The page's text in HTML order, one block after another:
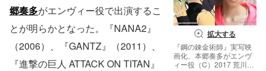
拡大する
『鋼の錬金術師』実写映
画化、本郷奏多がエンヴ
ィー役（C）2017 荒川弘
郷奏多がエンヴィー役で出演するこ
とが明らかとなった。『NANA2』
（2006）、『GANTZ』（2011）、
『進撃の巨人 ATTACK ON TITAN』